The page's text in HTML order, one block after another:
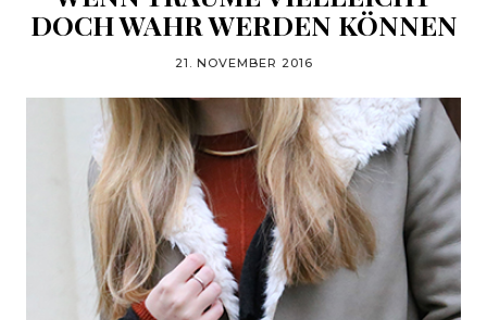
DOCH WAHR WERDEN KÖNNEN
21. NOVEMBER 2016